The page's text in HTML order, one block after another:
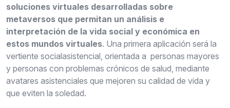
soluciones virtuales desarrolladas sobre
metaversos que permitan un análisis e
interpretación de la vida social y económica en
estos mundos virtuales. Una primera aplicación será la
vertiente socialasistencial, orientada a personas mayores
y personas con problemas crónicos de salud, mediante
avatares asistenciales que mejoren su calidad de vida y
que eviten la soledad.